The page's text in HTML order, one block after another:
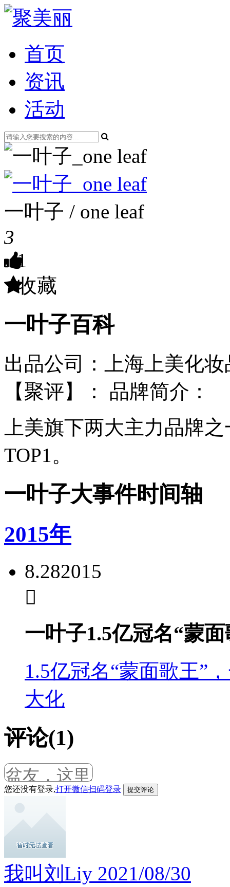
首页
资讯
活动
一叶子 / one leaf
3
1
收藏
一叶子百科
出品公司：上海上美化
【聚评】： 品牌简介：
上美旗下两大主力品牌
TOP1。
一叶子大事件时间轴
2015年
8.282015
一叶子1.5亿冠名“蒙
1.5亿冠名“蒙面歌王”
大化
评论(1)
您还没有登录,打开微信扫码登录
我叫刘Liy 2021/08/30